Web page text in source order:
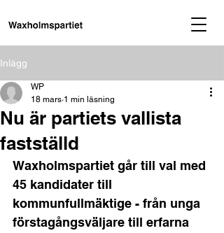
Inlägg
Nu är partiets vallista
fastställd
WP
18 mars 1 min läsning
Waxholmspartiet går till val med
45 kandidater till
kommunfullmäktige - från unga
förstagångsväljare till erfarna